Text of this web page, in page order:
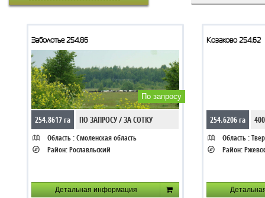
Заболотье 254.86
По запросу
254.8617 га ПО ЗАПРОСУ / ЗА СОТКУ
Область :Смоленская область
Район:Рославльский
Детальная информация
Козаково 254.62
254.6206 га
Область :
Район: